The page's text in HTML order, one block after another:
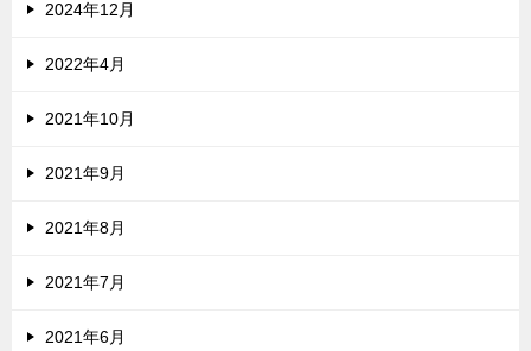
2024年12月
2022年4月
2021年10月
2021年9月
2021年8月
2021年7月
2021年6月